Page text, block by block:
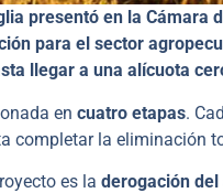
presentó en la
para el sector
llegar a una alícuota
en cuatro etapas.
completar la eliminación
es la derogación